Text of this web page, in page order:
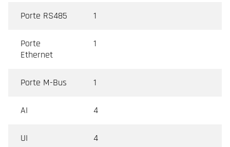
Porte RS485 1
Porte
Ethernet
1
Porte M-Bus 1
AI 4
UI 4